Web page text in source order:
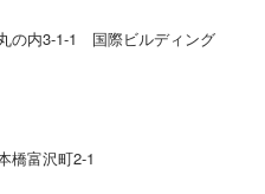
の内3-1-1 国際ビルディング
橋富沢町2-1